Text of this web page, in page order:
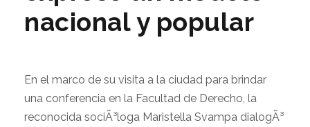
nacional y popular
En el marco de su visita a la ciudad para brindar
una conferencia en la Facultad de Derecho, la
reconocida sociÃ³loga Maristella Svampa dialogÃ³